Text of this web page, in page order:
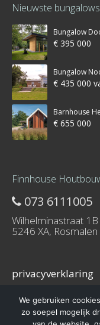
Nieuwste bungalows
Bungalow
€ 395 000
Bungalow
€ 435 000
Barnhouse
€ 655 000
Finnhouse
073 6111005
Wilhelminastraat 1B
5246 XA, Rosmalen
privacyverklaring
We gebruiken
zo soepel mogelijk